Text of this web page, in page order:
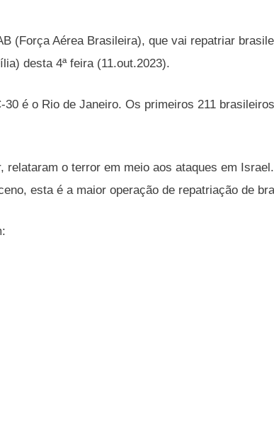
(Força Aérea Brasileira), que vai repatriar
desta 4ª feira (11.out.2023).
30 é o Rio de Janeiro. Os primeiros 211
relataram o terror em meio aos ataques em
esta é a maior operação de repatriação de